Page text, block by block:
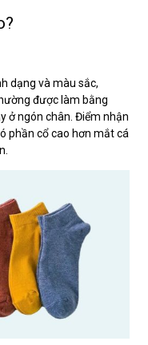
dạng và màu sắc,
được làm bằng
ở ngón chân. Điểm nhận
phần cổ cao hơn mắt cá